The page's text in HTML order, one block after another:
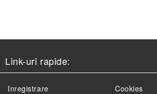
Link-uri rapide:
Inregistrare
Cookies